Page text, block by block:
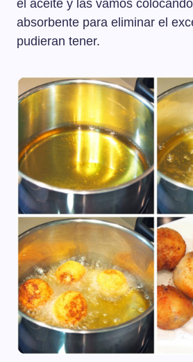
el aceite y las vamos
absorbente para eliminar el
pudieran tener.